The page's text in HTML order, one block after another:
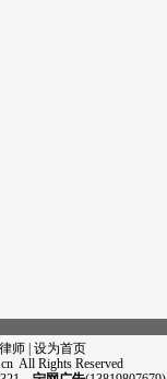
师 | 设为首页
All Rights Reserved